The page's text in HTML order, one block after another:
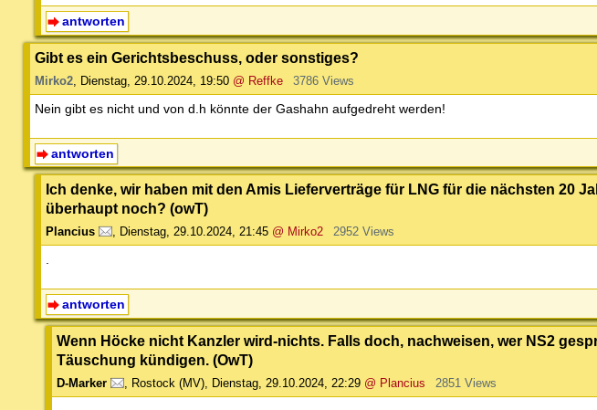
antworten
Gibt es ein Gerichtsbeschuss, oder sonstiges?
Mirko2 Dienstag, 29.10.2024, 19:50 @ Reffke 3786 Views
Nein gibt es nicht und von d.h könnte der Gashahn aufgedreht werden!
antworten
Ich denke, wir haben mit den Amis Lieferverträge für LNG für die nächsten 20
überhaupt noch? (owT)
Plancius , Dienstag, 29.10.2024, 21:45 @ Mirko2 2952 Views
.
antworten
Wenn Höcke nicht Kanzler wird-nichts. Falls doch, nachweisen, wer NS2
Täuschung kündigen. (OwT)
D-Marker , Rostock (MV), Dienstag, 29.10.2024, 22:29 @ Plancius 2851 Views